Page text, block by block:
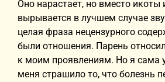
Оно нарастает, но вместо икоты
вырывается в лучшем случае
целая фраза нецензурного
были отношения. Парень
к моим проявлениям. Но я сама
меня страшило то, что болезнь